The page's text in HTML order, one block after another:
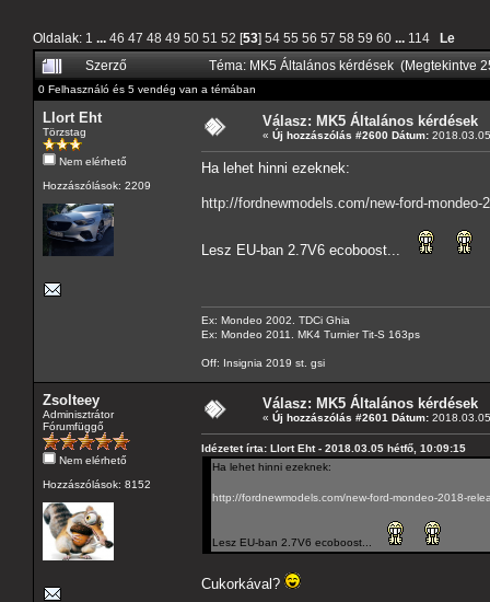
Oldalak: 1 ... 46 47 48 49 50 51 52 [53] 54 55 56 57 58 59 60 ... 114
Le
Szerző
Téma: MK5 Általános kérdések (Megtekintve
0 Felhasználó és 5 vendég van a témában
Llort Eht
Törzstag
Nem elérhető
Hozzászólások: 2209
Válasz: MK5 Általános kérdések
« Új hozzászólás #2600 Dátum:
Ha lehet hinni ezeknek:
http://fordnewmodels.com/new-ford-mondeo-
Lesz EU-ban 2.7V6 ecoboost...
Ex: Mondeo 2002. TDCi Ghia
Ex: Mondeo 2011. MK4 Turnier Tit-S 163ps
Off: Insignia 2019 st. gsi
Zsolteey
Adminisztrátor
Fórumfüggő
Nem elérhető
Hozzászólások: 8152
Válasz: MK5 Általános kérdések
« Új hozzászólás #2601 Dátum:
Idézetet írta: Llort Eht - 2018.03.05 hétfő, 10:09:15
Ha lehet hinni ezeknek:
http://fordnewmodels.com/new-ford-mondeo-2018-
Lesz EU-ban 2.7V6 ecoboost...
Cukorkával?